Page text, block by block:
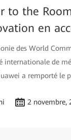
to the
en
des World
internationale de
a remporté le
2 novembre,